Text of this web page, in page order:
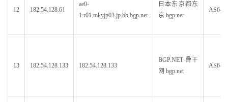
12 182.54.128.61
ae0-
1.r01.tokyjp03.jp.bb.bgp.net
日本东京都东
京 bgp.net
13 182.54.128.133 182.54.128.133
BGP.NET 骨干
网 bgp.net